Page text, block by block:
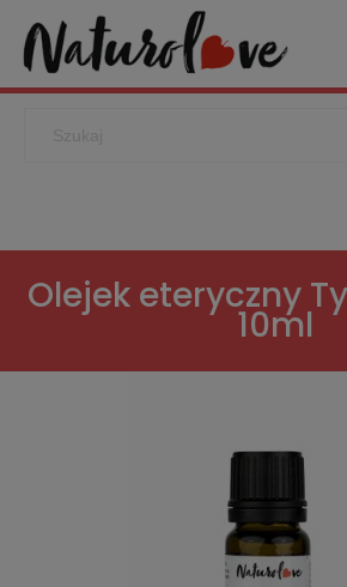
Olejek eteryczny
10ml